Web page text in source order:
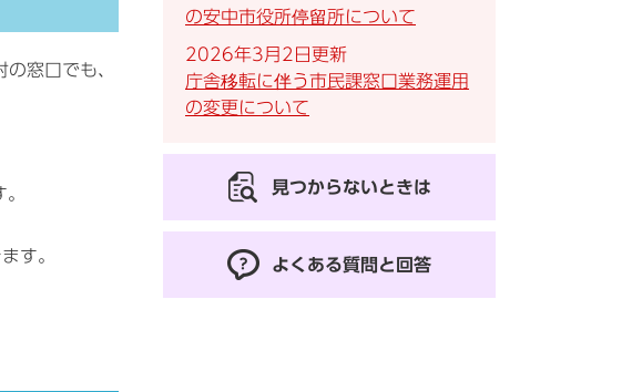
窓口でも、
す。
の安中市役所停留所について
2026年3月2日更新
庁舎移転に伴う市民課窓口業務運用
の変更について
見つからないときは
よくある質問と回答